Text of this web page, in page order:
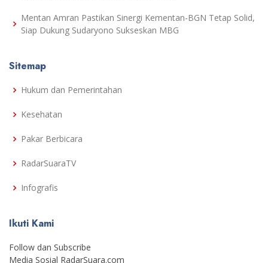
Mentan Amran Pastikan Sinergi Kementan-BGN Tetap Solid,
Siap Dukung Sudaryono Sukseskan MBG
Sitemap
Hukum dan Pemerintahan
Kesehatan
Pakar Berbicara
RadarSuaraTV
Infografis
Ikuti Kami
Follow dan Subscribe
Media Sosial RadarSuara.com